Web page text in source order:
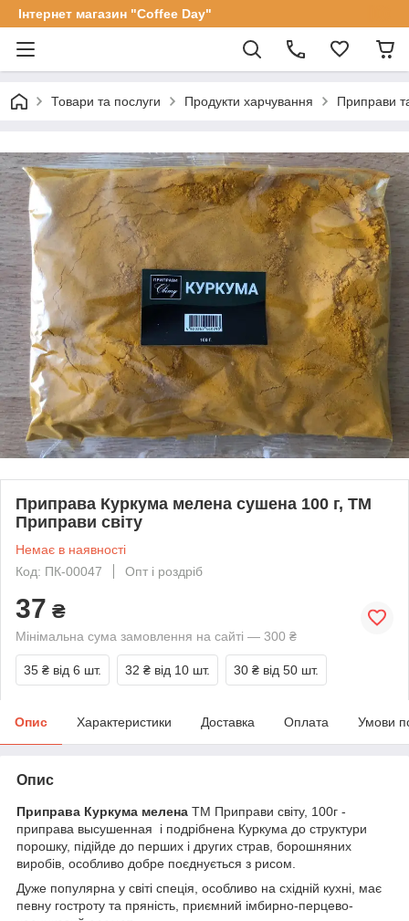
Інтернет магазин "Coffee Day"
Товари та послуги Продукти харчування Приправи
Приправа Куркума мелена сушена 100 г, ТМ
Приправи світу
Немає в наявності
Код: ПК-00047
Опт і роздріб
37 ₴
Мінімальна сума замовлення на сайті — 300 ₴
35 ₴ від 6 шт. 32 ₴ від 10 шт. 30 ₴ від 50 шт.
Опис Характеристики Доставка Оплата Умови
Опис
Приправа Куркума мелена ТМ Приправи світу, 100г -
приправа высушенная і подрібнена Куркума до структури
порошку, підійде до перших і других страв, борошняних
виробів, особливо добре поєднується з рисом.
Дуже популярна у світі спеція, особливо на східній кухні, має
певну гостроту та пряність, приємний імбирно-перцево-